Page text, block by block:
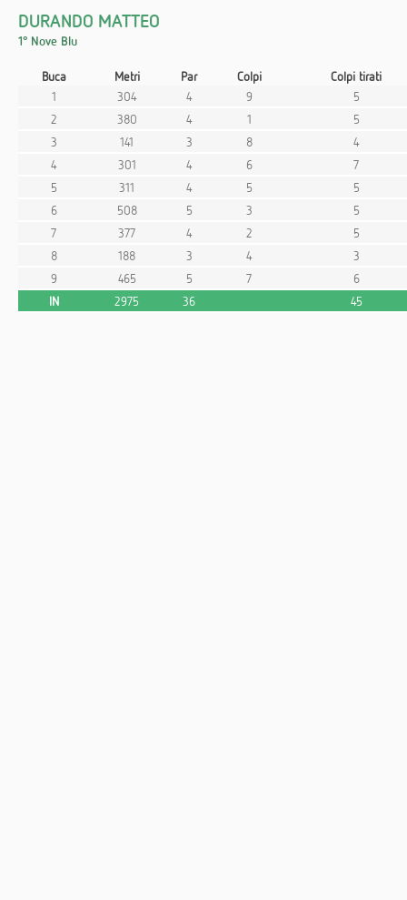
DURANDO MATTEO
1° Nove Blu
Buca Metri Par Colpi
Colpi tirati
1
304 4 9
5
2
380 4 1
5
3
141 3 8
4
4
301 4 6
7
5
311 4 5
5
6
508 5 3
5
7
377 4 2
5
8
188 3 4
3
9
465 5 7
6
IN
2975 36 45